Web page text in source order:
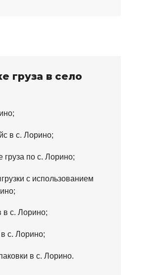
груза в село
в с. Лорино;
груза по с. Лорино;
с использованием
в с. Лорино;
с. Лорино;
в с. Лорино.